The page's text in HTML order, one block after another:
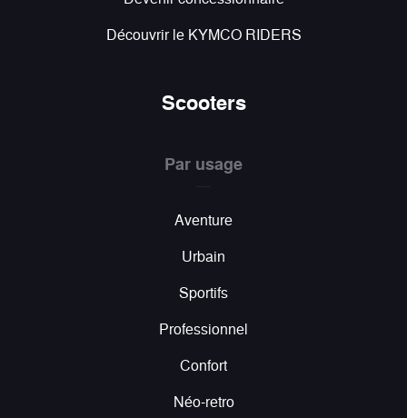
Découvrir le KYMCO RIDERS
Scooters
Par usage
Aventure
Urbain
Sportifs
Professionnel
Confort
Néo-retro